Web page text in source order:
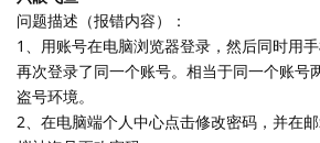
问题描述（报错内容）：
1、用账号在电脑浏览器登录，然后同时用
再次登录了同一个账号。相当于同一个账号
盗号环境。
2、在电脑端个人中心点击修改密码，并在